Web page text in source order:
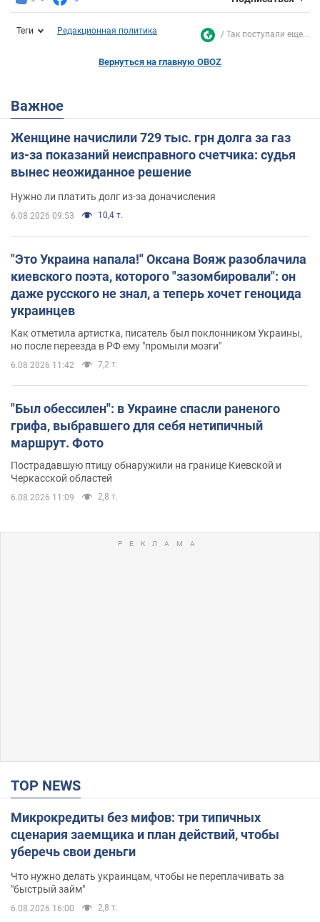
Теги Редакционная политика Так поступали еще...
Вернуться на главную OBOZ
Важное
Женщине начислили 729 тыс. грн долга за газ
из-за показаний неисправного счетчика: судья
вынес неожиданное решение
Нужно ли платить долг из-за доначисления
6.08.2026 09:53 10,4 т.
"Это Украина напала!" Оксана Вояж разоблачила
киевского поэта, которого "зазомбировали": он
даже русского не знал, а теперь хочет геноцида
украинцев
Как отметила артистка, писатель был поклонником Украины,
но после переезда в РФ ему "промыли мозги"
6.08.2026 11:42 7,2 т.
"Был обессилен": в Украине спасли раненого
грифа, выбравшего для себя нетипичный
маршрут. Фото
Пострадавшую птицу обнаружили на границе Киевской и
Черкасской областей
6.08.2026 11:09 2,8 т.
TOP NEWS
Микрокредиты без мифов: три типичных
сценария заемщика и план действий, чтобы
уберечь свои деньги
Что нужно делать украинцам, чтобы не переплачивать за
"быстрый займ"
6.08.2026 16:00 2,8 т.